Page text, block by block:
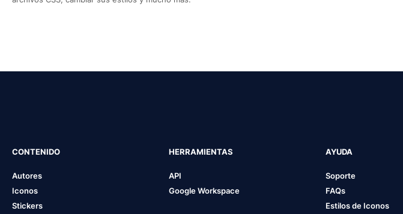
CONTENIDO
Autores
Iconos
Stickers
HERRAMIENTAS
API
Google Workspace
AYUDA
Soporte
FAQs
Estilos de Iconos